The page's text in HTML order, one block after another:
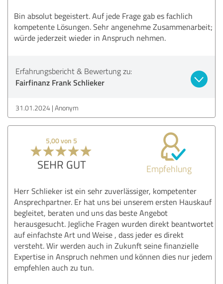
Bin absolut begeistert. Auf jede Frage gab es fachlich
kompetente Lösungen. Sehr angenehme Zusammenarbeit;
würde jederzeit wieder in Anspruch nehmen.
Erfahrungsbericht & Bewertung zu:
Fairfinanz Frank Schlieker
31.01.2024 Anonym
5,00 von 5
SEHR GUT Empfehlung
Herr Schlieker ist ein sehr zuverlässiger, kompetenter
Ansprechpartner. Er hat uns bei unserem ersten Hauskauf
begleitet, beraten und uns das beste Angebot
herausgesucht. Jegliche Fragen wurden direkt beantwortet
auf einfachste Art und Weise , dass jeder es direkt
versteht. Wir werden auch in Zukunft seine finanzielle
Expertise in Anspruch nehmen und können dies nur jedem
empfehlen auch zu tun.